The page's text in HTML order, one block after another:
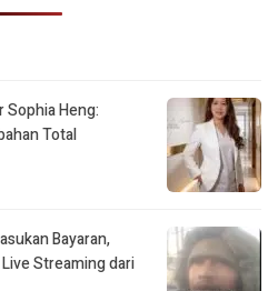
Sophia Heng:
Total
Bayaran,
Streaming dari